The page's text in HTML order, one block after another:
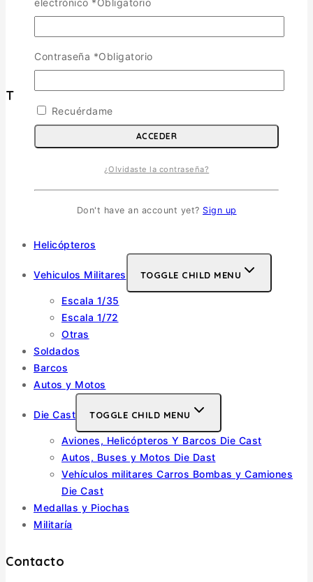
Política de Envíos
Términos y Condiciones
Tienda
TOGGLE CHILD MENU
Escala 1/48
Escala 1/144
Escala 1/32
Helicópteros
Vehiculos Militares TOGGLE CHILD MENU
Escala 1/35
Escala 1/72
Otras
Soldados
Barcos
Autos y Motos
Die Cast TOGGLE CHILD MENU
Aviones, Helicópteros Y Barcos Die Cast
Autos, Buses y Motos Die Dast
Vehículos militares Carros Bombas y Camiones
Die Cast
Medallas y Piochas
Militaría
Contacto
Contraseña *Obligatorio
Recuérdame
ACCEDER
¿Olvidaste la contraseña?
Don't have an account yet? Sign up